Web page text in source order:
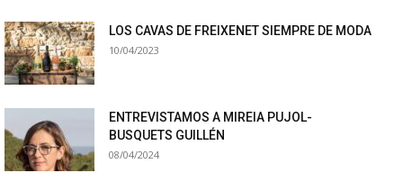
LOS CAVAS DE FREIXENET SIEMPRE DE MODA
10/04/2023
ENTREVISTAMOS A MIREIA PUJOL-
BUSQUETS GUILLÉN
08/04/2024